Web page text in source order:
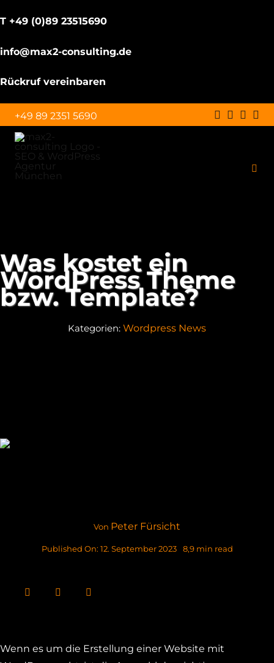
T +49 (0)89 23515690
info@max2-consulting.de
Rückruf vereinbaren
Zum
Inhalt
springen
+49 89 2351 5690
WordPress Agentur
Über uns
Was kostet ein
WordPress Theme
bzw. Template?
Kategorien: Wordpress News
Von Peter Fürsicht
Published On: 12. September 2023 8,9 min read
Wenn es um die Erstellung einer Website mit